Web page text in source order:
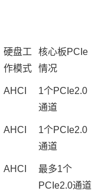
硬盘工
作模式
核心板PCIe
情况
AHCI
1个PCIe2.0
通道
AHCI
1个PCIe2.0
通道
AHCI
最多1个
PCIe2.0通道